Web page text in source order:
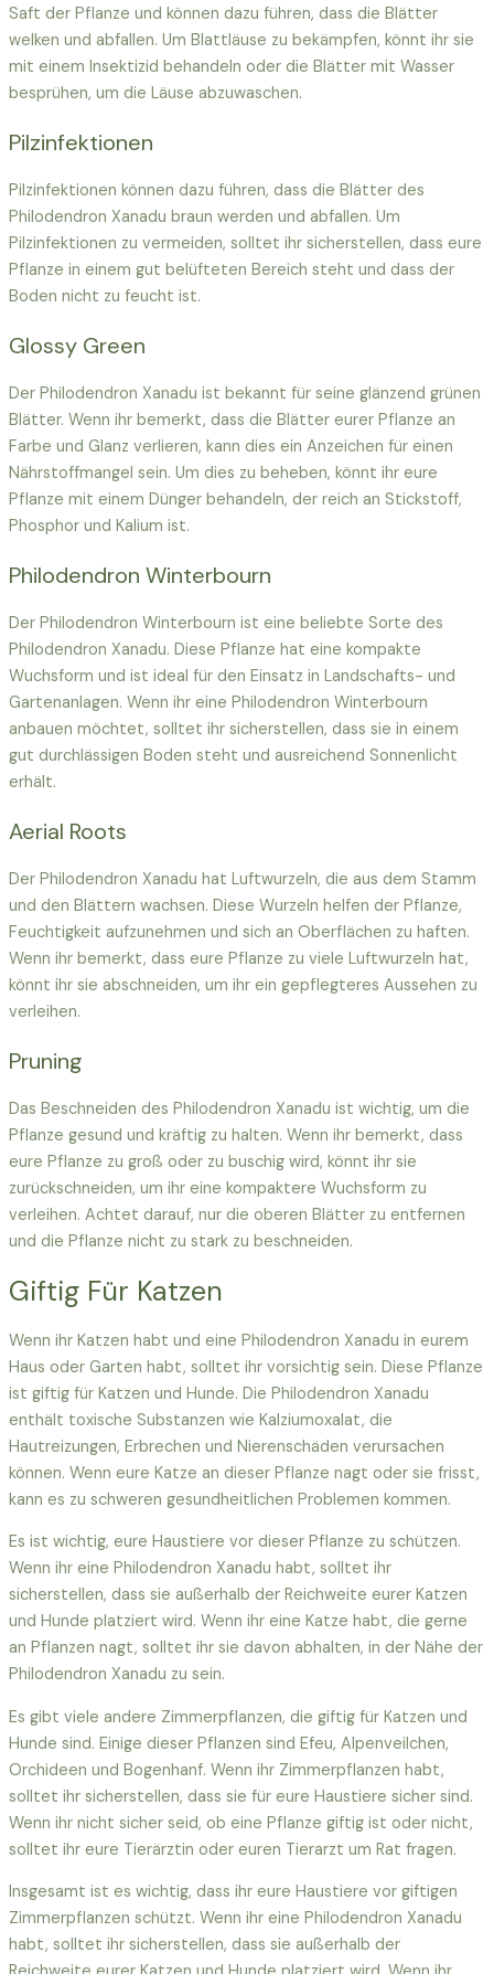
Saft der Pflanze und können dazu führen, dass die Blätter
welken und abfallen. Um Blattläuse zu bekämpfen, könnt ihr sie
mit einem Insektizid behandeln oder die Blätter mit Wasser
besprühen, um die Läuse abzuwaschen.
Pilzinfektionen
Pilzinfektionen können dazu führen, dass die Blätter des
Philodendron Xanadu braun werden und abfallen. Um
Pilzinfektionen zu vermeiden, solltet ihr sicherstellen, dass eure
Pflanze in einem gut belüfteten Bereich steht und dass der
Boden nicht zu feucht ist.
Glossy Green
Der Philodendron Xanadu ist bekannt für seine glänzend grünen
Blätter. Wenn ihr bemerkt, dass die Blätter eurer Pflanze an
Farbe und Glanz verlieren, kann dies ein Anzeichen für einen
Nährstoffmangel sein. Um dies zu beheben, könnt ihr eure
Pflanze mit einem Dünger behandeln, der reich an Stickstoff,
Phosphor und Kalium ist.
Philodendron Winterbourn
Der Philodendron Winterbourn ist eine beliebte Sorte des
Philodendron Xanadu. Diese Pflanze hat eine kompakte
Wuchsform und ist ideal für den Einsatz in Landschafts- und
Gartenanlagen. Wenn ihr eine Philodendron Winterbourn
anbauen möchtet, solltet ihr sicherstellen, dass sie in einem
gut durchlässigen Boden steht und ausreichend Sonnenlicht
erhält.
Aerial Roots
Der Philodendron Xanadu hat Luftwurzeln, die aus dem Stamm
und den Blättern wachsen. Diese Wurzeln helfen der Pflanze,
Feuchtigkeit aufzunehmen und sich an Oberflächen zu haften.
Wenn ihr bemerkt, dass eure Pflanze zu viele Luftwurzeln hat,
könnt ihr sie abschneiden, um ihr ein gepflegteres Aussehen zu
verleihen.
Pruning
Das Beschneiden des Philodendron Xanadu ist wichtig, um die
Pflanze gesund und kräftig zu halten. Wenn ihr bemerkt, dass
eure Pflanze zu groß oder zu buschig wird, könnt ihr sie
zurückschneiden, um ihr eine kompaktere Wuchsform zu
verleihen. Achtet darauf, nur die oberen Blätter zu entfernen
und die Pflanze nicht zu stark zu beschneiden.
Giftig Für Katzen
Wenn ihr Katzen habt und eine Philodendron Xanadu in eurem
Haus oder Garten habt, solltet ihr vorsichtig sein. Diese Pflanze
ist giftig für Katzen und Hunde. Die Philodendron Xanadu
enthält toxische Substanzen wie Kalziumoxalat, die
Hautreizungen, Erbrechen und Nierenschäden verursachen
können. Wenn eure Katze an dieser Pflanze nagt oder sie frisst,
kann es zu schweren gesundheitlichen Problemen kommen.
Es ist wichtig, eure Haustiere vor dieser Pflanze zu schützen.
Wenn ihr eine Philodendron Xanadu habt, solltet ihr
sicherstellen, dass sie außerhalb der Reichweite eurer Katzen
und Hunde platziert wird. Wenn ihr eine Katze habt, die gerne
an Pflanzen nagt, solltet ihr sie davon abhalten, in der Nähe der
Philodendron Xanadu zu sein.
Es gibt viele andere Zimmerpflanzen, die giftig für Katzen und
Hunde sind. Einige dieser Pflanzen sind Efeu, Alpenveilchen,
Orchideen und Bogenhanf. Wenn ihr Zimmerpflanzen habt,
solltet ihr sicherstellen, dass sie für eure Haustiere sicher sind.
Wenn ihr nicht sicher seid, ob eine Pflanze giftig ist oder nicht,
solltet ihr eure Tierärztin oder euren Tierarzt um Rat fragen.
Insgesamt ist es wichtig, dass ihr eure Haustiere vor giftigen
Zimmerpflanzen schützt. Wenn ihr eine Philodendron Xanadu
habt, solltet ihr sicherstellen, dass sie außerhalb der